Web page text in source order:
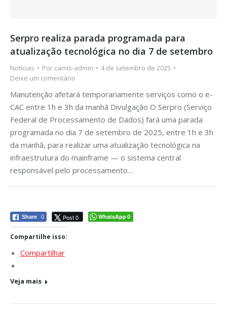
Serpro realiza parada programada para
atualização tecnológica no dia 7 de setembro
Notícias Por camis-admin
4 de setembro de 2025
Deixe um comentário
Manutenção afetará temporariamente serviços como o e-
CAC entre 1h e 3h da manhã Divulgação O Serpro (Serviço
Federal de Processamento de Dados) fará uma parada
programada no dia 7 de setembro de 2025, entre 1h e 3h
da manhã, para realizar uma atualização tecnológica na
infraestrutura do mainframe — o sistema central
responsável pelo processamento…
Share 0 Post 0 WhatsApp0
Compartilhe isso:
Compartilhar
Veja mais